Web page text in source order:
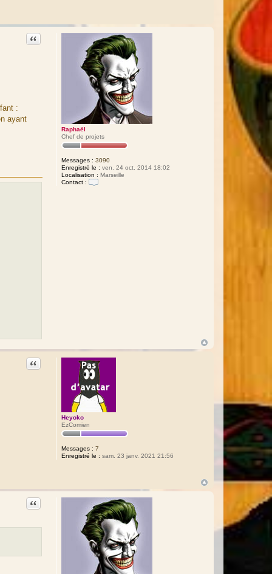
Raphaël
Chef de projets
Messages : 3090
Enregistré le : ven. 24 oct. 2014 18:02
Localisation : Marseille
Contact :
Citation
:
ayant
Heyoko
EzComien
Messages : 7
Enregistré le : sam. 23 janv. 2021 21:56
Citation
Citation